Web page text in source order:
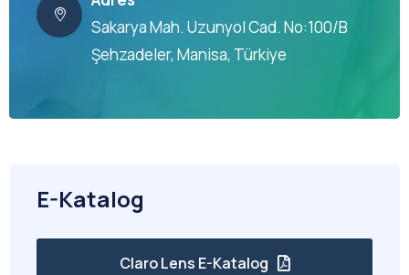
Sakarya Mah. Uzunyol Cad. No:100/B
Şehzadeler, Manisa, Türkiye
E-Katalog
Claro Lens E-Katalog